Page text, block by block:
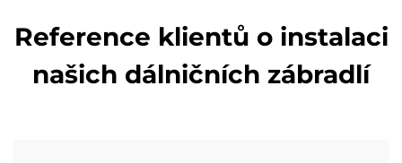
Reference klientů o instalaci
našich dálničních zábradlí